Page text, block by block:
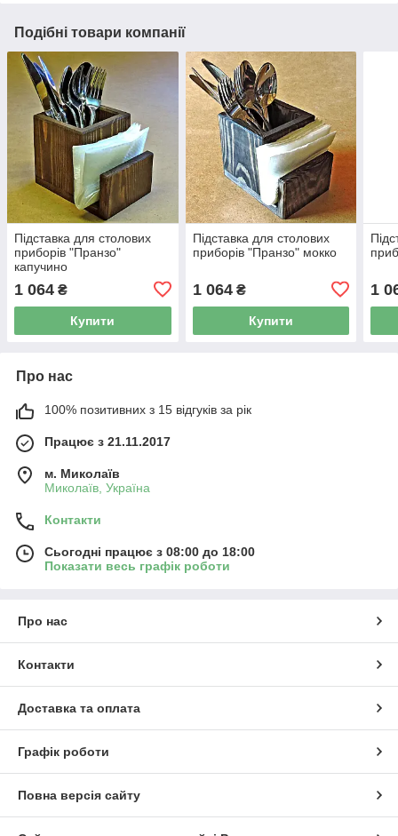
Подібні товари компанії
Підставка для столових
приборів "Пранзо"
капучино
1 064 ₴
Купити
Підставка для столових
приборів "Пранзо" мокко
1 064₴
Купити
1
Про нас
100% позитивних з 15 відгуків за рік
Працює з 21.11.2017
м. Миколаїв
Миколаїв, Україна
Контакти
Сьогодні працює з 08:00 до 18:00
Показати весь графік роботи
Про нас
Контакти
Доставка та оплата
Графік роботи
Повна версія сайту